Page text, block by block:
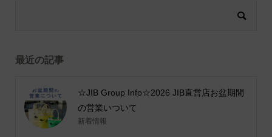
最近の記事
☆JIB Group Info☆2026 JIB直営店お盆期間
の営業いついて
新着情報